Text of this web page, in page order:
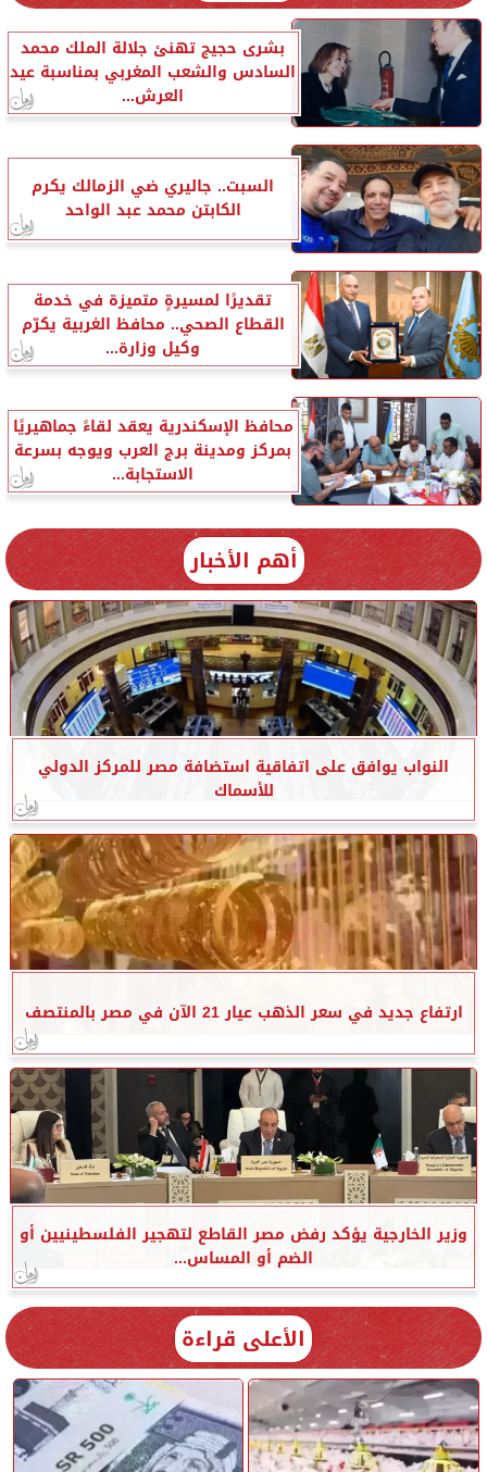
بشرى حجيج تهنئ جلالة الملك محمد
السادس والشعب المغربي بمناسبة عيد
العرش...
السبت.. جاليري ضي الزمالك يكرم
الكابتن محمد عبد الواحد
تقديرًا لمسيرةٍ متميزة في خدمة
القطاع الصحي.. محافظ الغربية يكرّم
وكيل وزارة...
محافظ الإسكندرية يعقد لقاءً جماهيريًا
بمركز ومدينة برج العرب ويوجه بسرعة
الاستجابة...
أهم الأخبار
النواب يوافق على اتفاقية استضافة مصر للمركز الدولي
للأسماك
ارتفاع جديد في سعر الذهب عيار 21 الآن في مصر بالمنتصف
وزير الخارجية يؤكد رفض مصر القاطع لتهجير الفلسطينيين أو
الضم أو المساس...
الأعلى قراءة